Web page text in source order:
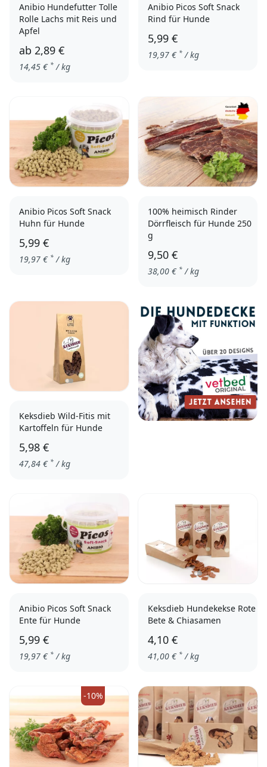
Anibio Hundefutter Tolle
Rolle Lachs mit Reis und
Apfel
ab 2,89 €
14,45 € * / kg
Anibio Picos Soft Snack
Rind für Hunde
5,99 €
19,97 € * / kg
Anibio Picos Soft Snack
Huhn für Hunde
5,99 €
19,97 € * / kg
100% heimisch Rinder
Dörrfleisch für Hunde 250
g
9,50 €
38,00 € * / kg
Keksdieb Wild-Fitis mit
Kartoffeln für Hunde
5,98 €
47,84 € * / kg
Anibio Picos Soft Snack
Ente für Hunde
5,99 €
19,97 € * / kg
Keksdieb Hundekekse Rote
Bete & Chiasamen
4,10 €
41,00 € * / kg
-10%